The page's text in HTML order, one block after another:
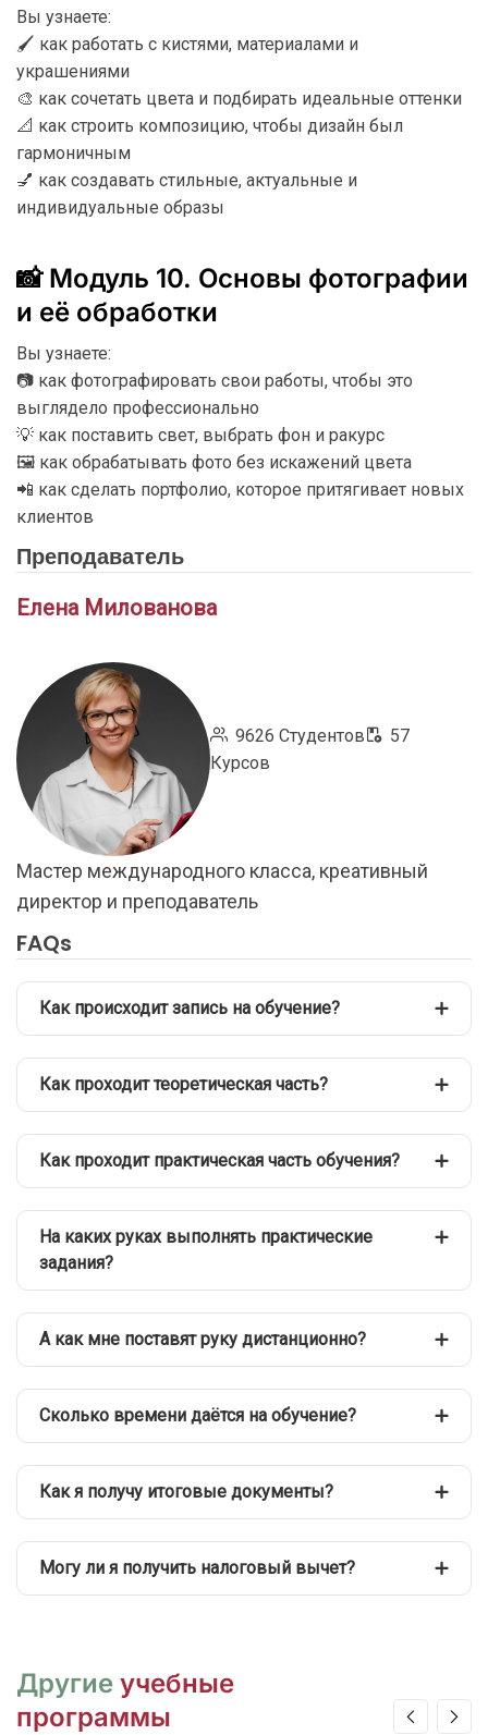
Вы узнаете:
🖌️ как работать с кистями, материалами и
украшениями
🎨 как сочетать цвета и подбирать идеальные оттенки
📐 как строить композицию, чтобы дизайн был
гармоничным
💅 как создавать стильные, актуальные и
индивидуальные образы
📸 Модуль 10. Основы фотографии
и её обработки
Вы узнаете:
📷 как фотографировать свои работы, чтобы это
выглядело профессионально
💡 как поставить свет, выбрать фон и ракурс
🖼️ как обрабатывать фото без искажений цвета
📲 как сделать портфолио, которое притягивает новых
клиентов
Преподаватель
Елена Милованова
9626 Студентов
57
Курсов
Мастер международного класса, креативный
директор и преподаватель
FAQs
Как происходит запись на обучение?
Как проходит теоретическая часть?
Как проходит практическая часть обучения?
На каких руках выполнять практические
задания?
А как мне поставят руку дистанционно?
Сколько времени даётся на обучение?
Как я получу итоговые документы?
Могу ли я получить налоговый вычет?
Другие учебные
программы